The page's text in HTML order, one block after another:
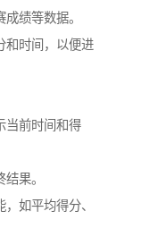
绩等数据。
时间，以便进
前时间和得
果。
如平均得分、